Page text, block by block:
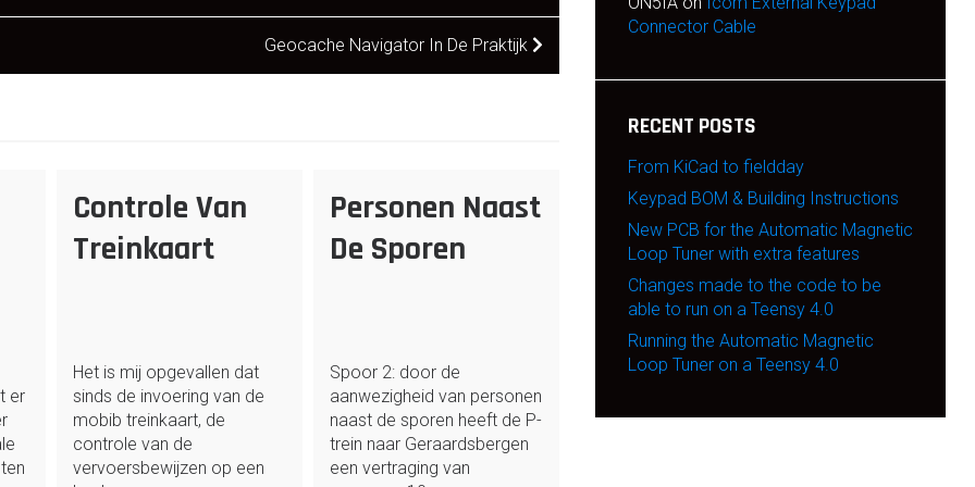
Geocache Navigator In De Praktijk
er
Controle Van
Treinkaart
Het is mij opgevallen dat
sinds de invoering van de
mobib treinkaart, de
controle van de
vervoersbewijzen op een
Personen Naast
De Sporen
Spoor 2: door de
aanwezigheid van personen
naast de sporen heeft de P-
trein naar Geraardsbergen
een vertraging van
Connector Cable
RECENT POSTS
From KiCad to fieldday
Keypad BOM & Building Instructions
New PCB for the Automatic Magnetic
Loop Tuner with extra features
Changes made to the code to be
able to run on a Teensy 4.0
Running the Automatic Magnetic
Loop Tuner on a Teensy 4.0